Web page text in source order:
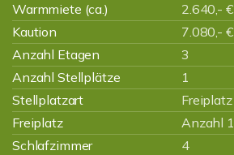
Warmmiete (ca.)
2.640,- €
Kaution
7.080,- €
Anzahl Etagen
3
Anzahl Stellplätze
1
Stellplatzart
Freiplatz
Freiplatz
Anzahl 1
Schlafzimmer
4